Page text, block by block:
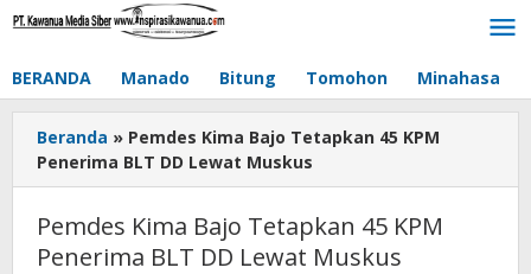
Lewati
BERANDA Manado Bitung Tomohon Minahasa
Beranda » Pemdes Kima Bajo Tetapkan 45 KPM
Penerima BLT DD Lewat Muskus
Pemdes Kima Bajo Tetapkan 45 KPM
Penerima BLT DD Lewat Muskus